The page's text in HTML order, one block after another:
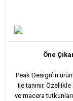
Öne
Peak Design’in
ile tanınır.
ve macera